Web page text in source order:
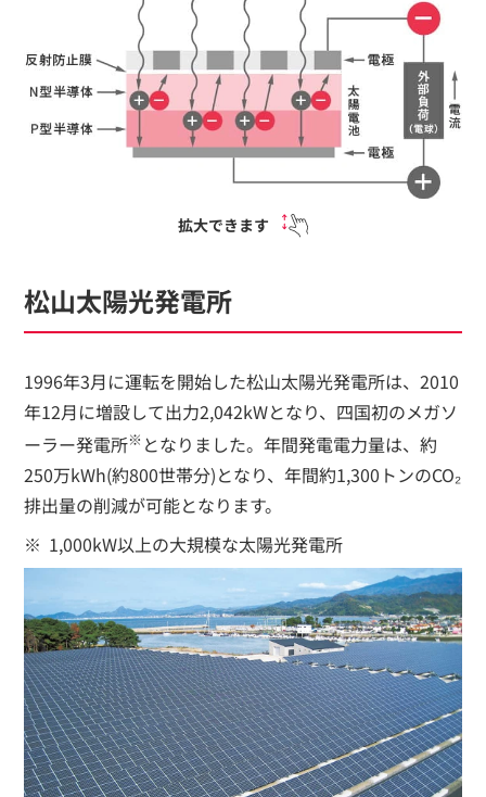
拡大できます
松山太陽光発電所
1996年3月に運転を開始した松山太陽光発電所は、2010
年12月に増設して出力2,042kWとなり、四国初のメガソ
ーラー発電所※ となりました。年間発電電力量は、約
250万kWh(約800世帯分)となり、年間約1,300トンのCO₂
排出量の削減が可能となります。
1,000kW以上の大規模な太陽光発電所